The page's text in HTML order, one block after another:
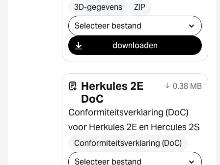
3D-gegevens ZIP
Selecteer download
downloaden
Herkules 2E
DoC
0.38 MB
Conformiteitsverklaring (DoC)
voor Herkules 2E en Hercules 2S
Conformiteitsverklaring (DoC)
Selecteer download